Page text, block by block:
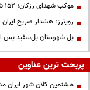
موکب شهدای رزکان؛ ۱۵۲ شب همدلی، خدمت و میزبانی از مردم ولایت‌مدار شهریار
رویترز: هشدار صریح
پل شهرستان پل‌سفید پس از ۲۵ سال به مرحله بهره‌برداری
پربحث ترین عناوین
هشتمین کلان شهر